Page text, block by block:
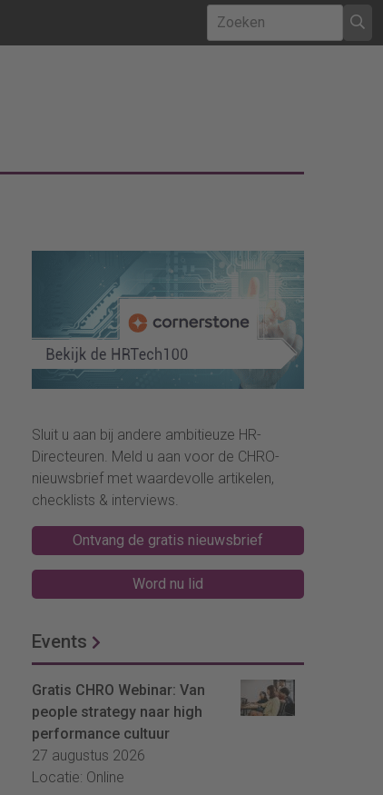
Sluit u aan bij andere ambitieuze HR-
Directeuren. Meld u aan voor de CHRO-
nieuwsbrief met waardevolle artikelen,
checklists & interviews.
Ontvang de gratis nieuwsbrief
Word nu lid
Events
Gratis CHRO Webinar: Van
people strategy naar high
performance cultuur
27 augustus 2026
Locatie: Online